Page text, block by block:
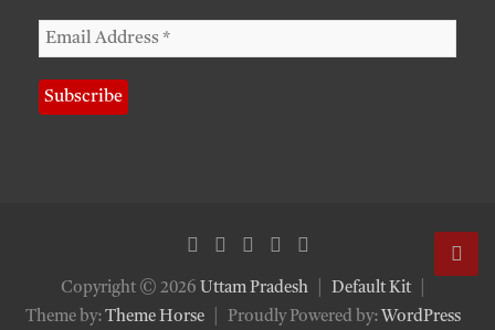
Copyright © 2026 Uttam Pradesh
Default Kit
Theme by: Theme Horse Proudly Powered by: WordPress